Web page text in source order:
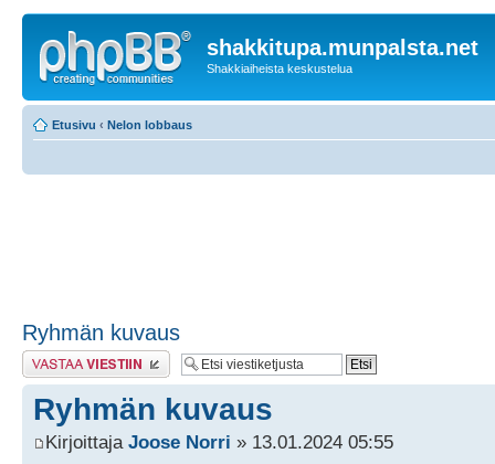
shakkitupa.munpalsta.net
Shakkiaiheista keskustelua
Etusivu ‹ Nelon lobbaus
Ryhmän kuvaus
Lähetä vastaus
Ryhmän kuvaus
Kirjoittaja Joose Norri » 13.01.2024 05:55